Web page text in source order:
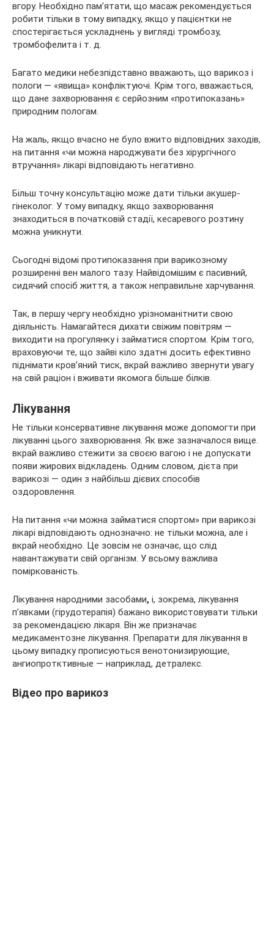
вгору. Необхідно пам’ятати, що масаж рекомендується
робити тільки в тому випадку, якщо у пацієнтки не
спостерігається ускладнень у вигляді тромбозу,
тромбофелита і т. д.
Багато медики небезпідставно вважають, що варикоз і
пологи — «явища» конфліктуючі. Крім того, вважається,
що дане захворювання є серйозним «протипоказань»
природним пологам.
На жаль, якщо вчасно не було вжито відповідних заходів,
на питання «чи можна народжувати без хірургічного
втручання» лікарі відповідають негативно.
Більш точну консультацію може дати тільки акушер-
гінеколог. У тому випадку, якщо захворювання
знаходиться в початковій стадії, кесаревого розтину
можна уникнути.
Сьогодні відомі протипоказання при варикозному
розширенні вен малого тазу. Найвідомішим є пасивний,
сидячий спосіб життя, а також неправильне харчування.
Так, в першу чергу необхідно урізноманітнити свою
діяльність. Намагайтеся дихати свіжим повітрям —
виходити на прогулянку і займатися спортом. Крім того,
враховуючи те, що зайві кіло здатні досить ефективно
піднімати кров’яний тиск, вкрай важливо звернути увагу
на свій раціон і вживати якомога більше білків.
Лікування
Не тільки консервативне лікування може допомогти при
лікуванні цього захворювання. Як вже зазначалося вище.
вкрай важливо стежити за своєю вагою і не допускати
появи жирових відкладень. Одним словом, дієта при
варикозі — один з найбільш дієвих способів
оздоровлення.
На питання «чи можна займатися спортом» при варикозі
лікарі відповідають однозначно: не тільки можна, але і
вкрай необхідно. Це зовсім не означає, що слід
навантажувати свій організм. У всьому важлива
поміркованість.
Лікування народними засобами, і, зокрема, лікування
п’явками (гірудотерапія) бажано використовувати тільки
за рекомендацією лікаря. Він же призначає
медикаментозне лікування. Препарати для лікування в
цьому випадку прописуються венотонизирующие,
ангиопротктивные — наприклад, детралекс.
Відео про варикоз